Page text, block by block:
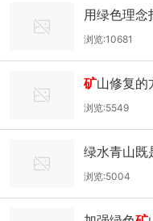
用绿色理念
团秦鼎公司
浏览:10681
矿山修复的
山花园
浏览:5549
绿水青山既
浏览:5004